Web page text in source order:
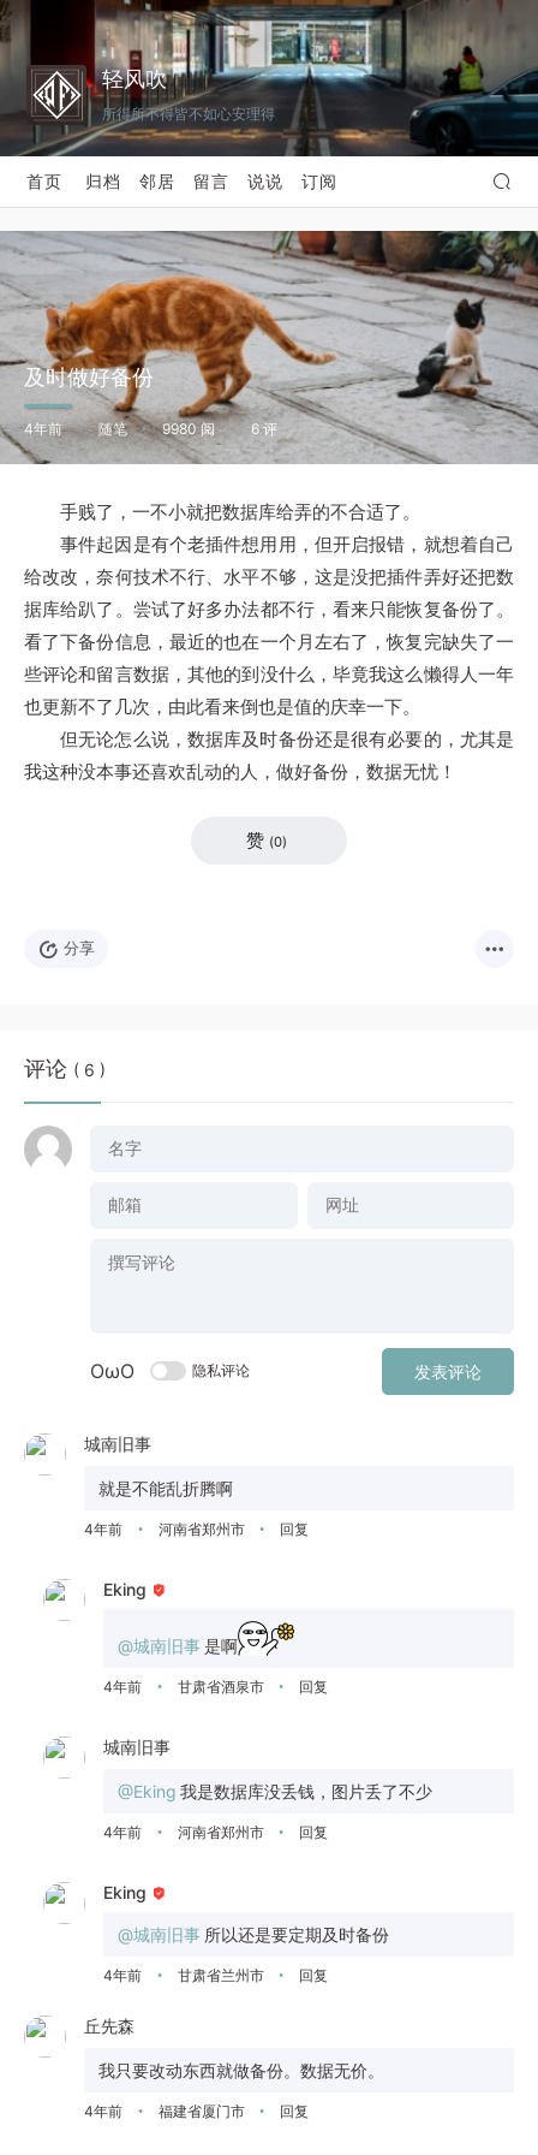
轻风吹
所得所不得皆不如心安理得
首页 归档 邻居 留言 说说 订阅
及时做好备份
4年前 • 随笔 • 9980 阅 • 6 评
手贱了，一不小就把数据库给弄的不合适了。
事件起因是有个老插件想用用，但开启报错，就想着自己
给改改，奈何技术不行、水平不够，这是没把插件弄好还把数
据库给趴了。尝试了好多办法都不行，看来只能恢复备份了。
看了下备份信息，最近的也在一个月左右了，恢复完缺失了一
些评论和留言数据，其他的到没什么，毕竟我这么懒得人一年
也更新不了几次，由此看来倒也是值的庆幸一下。
但无论怎么说，数据库及时备份还是很有必要的，尤其是
我这种没本事还喜欢乱动的人，做好备份，数据无忧！
赞 (0)
分享
评论 ( 6 )
OωO 隐私评论 发表评论
城南旧事
就是不能乱折腾啊
4年前 • 河南省郑州市 • 回复
Eking
@城南旧事是啊
4年前 • 甘肃省酒泉市 • 回复
城南旧事
@Eking 我是数据库没丢钱，图片丢了不少
4年前 • 河南省郑州市 • 回复
Eking
@城南旧事 所以还是要定期及时备份
4年前 • 甘肃省兰州市 • 回复
丘先森
我只要改动东西就做备份。数据无价。
4年前 • 福建省厦门市 • 回复